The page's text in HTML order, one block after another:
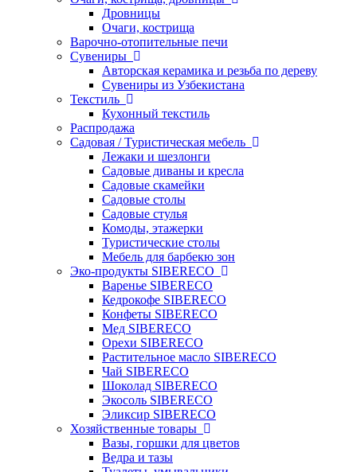
Дровницы
Очаги, кострища
Варочно-отопительные печи
Сувениры
Авторская керамика и резьба по дереву
Сувениры из Узбекистана
Текстиль
Кухонный текстиль
Распродажа
Садовая / Туристическая мебель
Лежаки и шезлонги
Садовые диваны и кресла
Садовые скамейки
Садовые столы
Садовые стулья
Комоды, этажерки
Туристические столы
Мебель для барбекю зон
Эко-продукты SIBERECO
Варенье SIBERECO
Кедрокофе SIBERECO
Конфеты SIBERECO
Мед SIBERECO
Орехи SIBERECO
Растительное масло SIBERECO
Чай SIBERECO
Шоколад SIBERECO
Экосоль SIBERECO
Эликсир SIBERECO
Хозяйственные товары
Вазы, горшки для цветов
Ведра и тазы